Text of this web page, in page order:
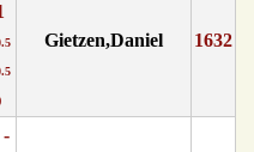
Gietzen,Daniel 1632
-